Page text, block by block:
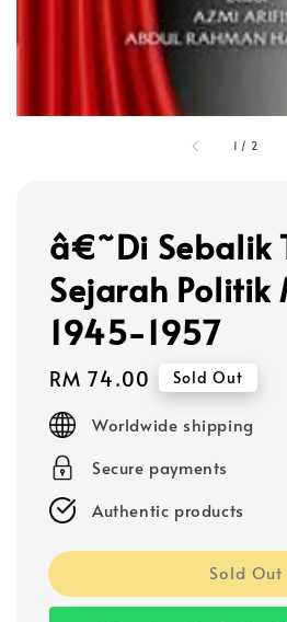
1 / 2
â€˜Di Sebalik
Sejarah Politik
1945-1957
Regular
price
RM 74.00 Sold Out
Worldwide shipping
Secure payments
Authentic products
Sold Out